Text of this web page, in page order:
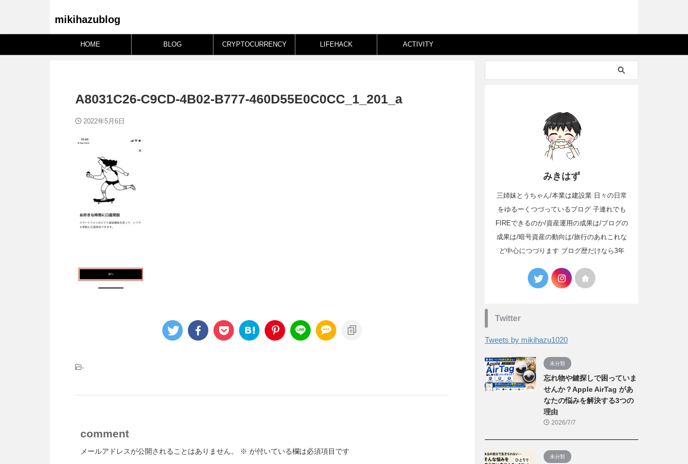
mikihazublog
HOME BLOG CRYPTOCURRENCY LIFEHACK ACTIVITY
A8031C26-C9CD-4B02-B777-460D55E0C0CC_1_201_a
2022年5月6日
-
comment
メールアドレスが公開されることはありません。 ※ が付いている欄は必須項目です
みきはず
三姉妹とうちゃん/本業は建設業 日々の日常
をゆるーくつづっているブログ 子連れでも
FIREできるのか/資産運用の成果は/ブログの
成果は/暗号資産の動向は/旅行のあれこれな
ど中心につづります ブログ歴だけなら3年
Twitter
Tweets by mikihazu1020
未分類
忘れ物や鍵探しで困っていま
せんか？Apple AirTag があ
なたの悩みを解決する3つの
理由
2026/7/7
未分類